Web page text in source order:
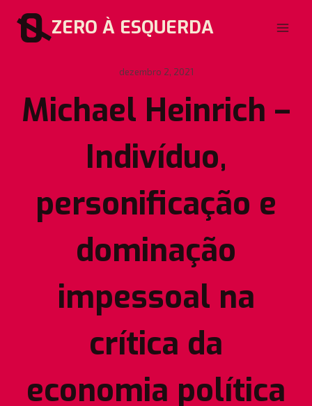
para
ZERO À ESQUERDA
dezembro 2, 2021
Michael Heinrich –
Indivíduo,
personificação e
dominação
impessoal na
crítica da
economia política